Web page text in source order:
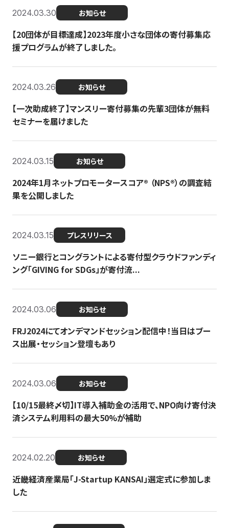
2024.03.30 お知らせ
【20団体が目標達成】2023年度小さな団体の寄付募集応
援プログラムが終了しました。
2024.03.26 お知らせ
【一次助成終了】マンスリー寄付募集の先輩3団体が無料
セミナーを届けました
2024.03.15 お知らせ
2024年1月ネットプロモータースコア®︎ （NPS®︎）の調査結
果を公開しました
2024.03.15 プレスリリース
ソニー銀行とコングラントによる寄付型クラウドファンディ
ング「GIVING for SDGs」が寄付流...
2024.03.06 お知らせ
FRJ2024にてオンデマンドセッション配信中！当日はブー
ス出展・セッション登壇もあり
2024.03.06 お知らせ
【10/15最終〆切】IT導入補助金の活用で、NPO向け寄付決
済システム利用料の最大50%が補助
2024.02.20 お知らせ
近畿経済産業局「J-Startup KANSAI」選定式に参加しま
した